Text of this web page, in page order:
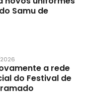
Samu de
a rede
do Festival de